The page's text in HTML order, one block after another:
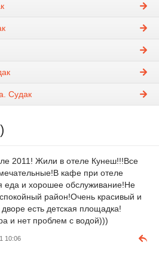
Судак
2011! Жили в отеле Кунеш!!!Все
кафе при отеле
еда и хорошее обслуживание!Не
район!Очень красивый и
есть детская площадка!
и нет проблем с водой)))
10:06